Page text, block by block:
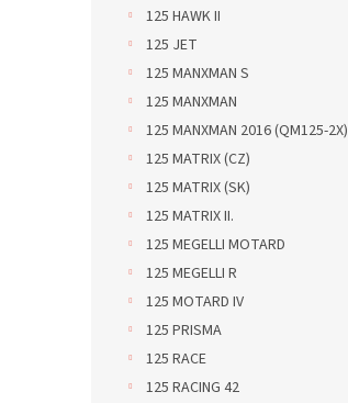
125 HAWK II
125 JET
125 MANXMAN S
125 MANXMAN
125 MANXMAN 2016 (QM125-2X)
125 MATRIX (CZ)
125 MATRIX (SK)
125 MATRIX II.
125 MEGELLI MOTARD
125 MEGELLI R
125 MOTARD IV
125 PRISMA
125 RACE
125 RACING 42